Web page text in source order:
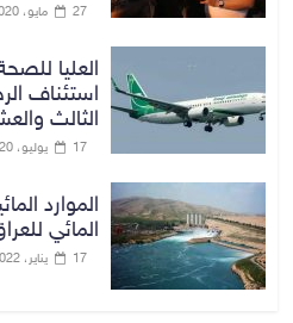
27 مايو، 2020
العليا
استئناف
الثالث
17 يوليو، 2020
الموارد
المائي
17 يناير، 2022